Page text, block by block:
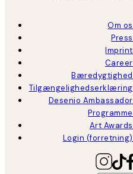
Om os
Press
Imprint
Career
Bæredygtighed
Tilgængelighedserklæring
Desenio Ambassador
Programme
Art Awards
Login (forretning)